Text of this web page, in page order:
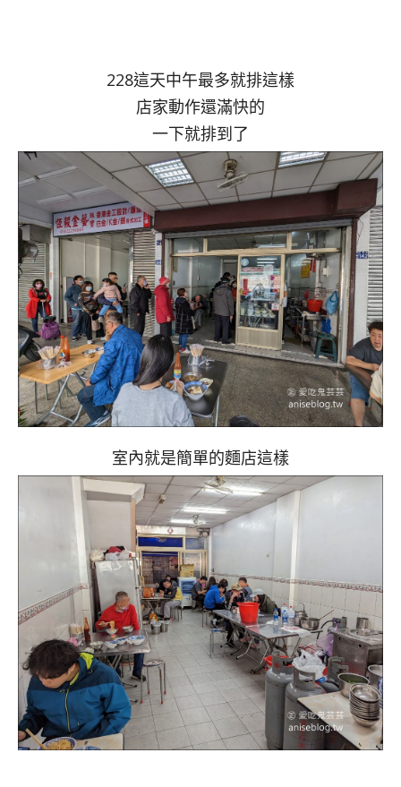
228這天中午最多就排這樣
店家動作還滿快的
一下就排到了
室內就是簡單的麵店這樣